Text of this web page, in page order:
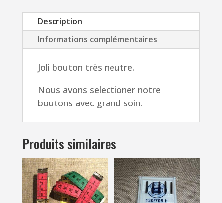
Description
Informations complémentaires
Joli bouton très neutre.
Nous avons selectioner notre
boutons avec grand soin.
Produits similaires